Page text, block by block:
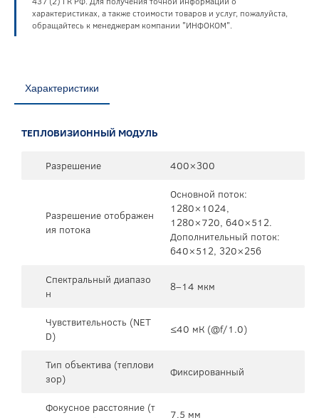
характеристиках, а также стоимости товаров и услуг, пожалуйста,
обращайтесь к менеджерам компании "ИНФОКОМ".
Характеристики
ТЕПЛОВИЗИОННЫЙ МОДУЛЬ
Разрешение 400×300
Разрешение отображен
ия потока
Основной поток:
1280×1024,
1280×720, 640×512.
Дополнительный поток:
640×512, 320×256
Спектральный диапазо
н
8–14 мкм
Чувствительность (NET
D)
≤40 мК (@f/1.0)
Тип объектива (теплови
зор)
Фиксированный
Фокусное расстояние (т
7.5 мм